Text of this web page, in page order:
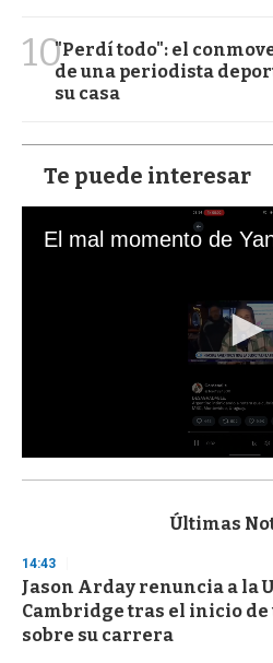
10"Perdí todo": el
de una periodista
su casa
Te puede interesar
s
d
s
o
f
3
Últimas
14:43
Jason Arday renuncia a la
Cambridge tras el inicio
sobre su carrera